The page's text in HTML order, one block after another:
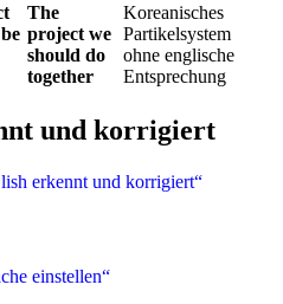
The
project we
should do
together
Koreanisches
Partikelsystem
ohne englische
Entsprechung
und korrigiert
erkennt und korrigiert“
einstellen“